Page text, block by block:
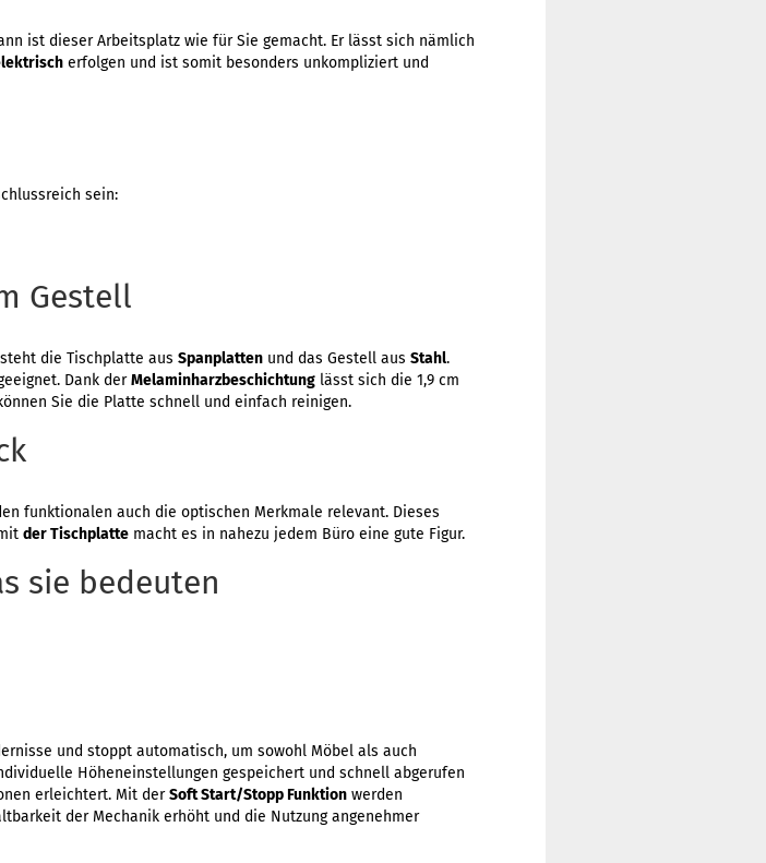
ist dieser Arbeitsplatz wie für Sie gemacht. Er lässt sich nämlich
erfolgen und ist somit besonders unkompliziert und
sein:
Gestell
die Tischplatte aus Spanplatten und das Gestell aus Stahl.
Dank derMelaminharzbeschichtung lässt sich die 1,9 cm
Sie die Platte schnell und einfach reinigen.
funktionalen auch die optischen Merkmale relevant. Dieses
der Tischplatte macht es in nahezu jedem Büro eine gute Figur.
sie bedeuten
und stoppt automatisch, um sowohl Möbel als auch
Höheneinstellungen gespeichert und schnell abgerufen
erleichtert. Mit derSoft Start/Stopp Funktion werden
der Mechanik erhöht und die Nutzung angenehmer